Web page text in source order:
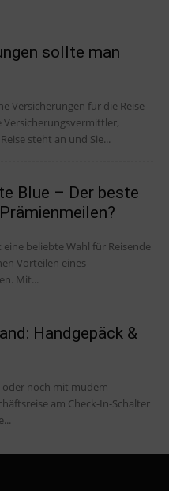
sollte man
Versicherungen für die Reise
Versicherungsvermittler,
steht an und Sie...
Blue – Der beste
beliebte Wahl für Reisende
Vorteilen eines
Mit...
Handgepäck &
noch mit müdem
am Check-In-Schalter